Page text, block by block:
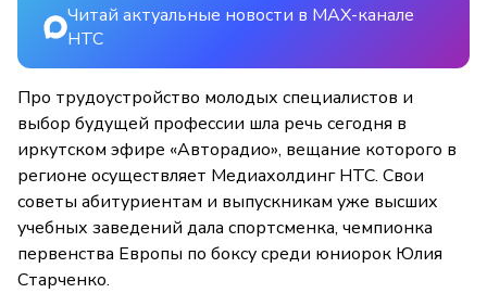
Читай актуальные новости в MAX-канале
НТС
Про трудоустройство молодых специалистов и
выбор будущей профессии шла речь сегодня в
иркутском эфире «Авторадио», вещание которого в
регионе осуществляет Медиахолдинг НТС. Свои
советы абитуриентам и выпускникам уже высших
учебных заведений дала спортсменка, чемпионка
первенства Европы по боксу среди юниорок Юлия
Старченко.